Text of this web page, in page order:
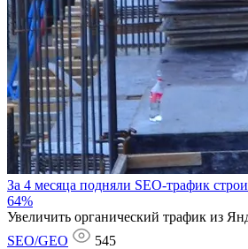
За 4 месяца подняли SEO-трафик
64%
Увеличить органический трафик из
SEO/GEO
545